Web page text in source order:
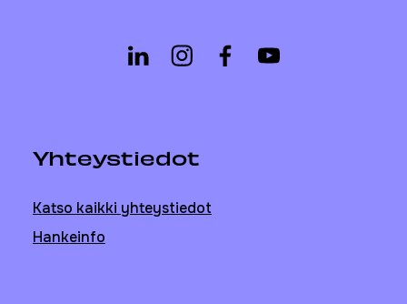
Yhteystiedot
Katso kaikki yhteystiedot
Hankeinfo